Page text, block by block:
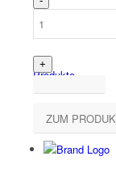
Produkte
ZUM